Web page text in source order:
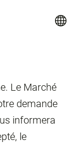
Le Marché
demande
informera
le